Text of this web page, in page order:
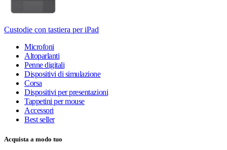
Custodie con tastiera per iPad
Microfoni
Altoparlanti
Penne digitali
Dispositivi di simulazione
Corsa
Dispositivi per presentazioni
Tappetini per mouse
Accessori
Best seller
Acquista a modo tuo